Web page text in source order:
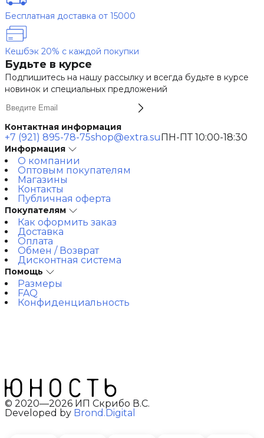
Бесплатная доставка от 15000
Кешбэк 20% с каждой покупки
Будьте в курсе
Подпишитесь на нашу рассылку и всегда будьте в курсе
новинок и специальных предложений
Контактная информация
+7 (921) 895-78-75shop@extra.suПН-ПТ 10:00-18:30
Информация
О компании
Оптовым покупателям
Магазины
Контакты
Публичная оферта
Покупателям
Как оформить заказ
Доставка
Оплата
Обмен / Возврат
Дисконтная система
Помощь
Размеры
FAQ
Конфиденциальность
© 2020—2026 ИП Скрибо В.С.
Developed by Brond.Digital